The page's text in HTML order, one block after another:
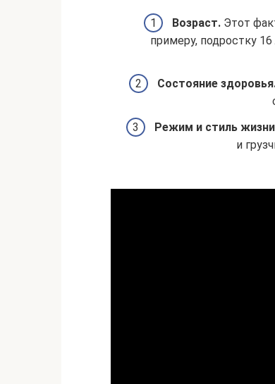
Возраст.Этот
примеру, подростку
Состояние
Режим и стиль
и